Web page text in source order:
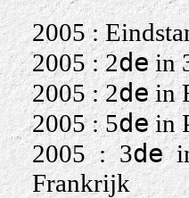
2005 :
2005 : 2dein
2005 : 2dein
2005 : 5dein
2005 : 3de
Frankrijk